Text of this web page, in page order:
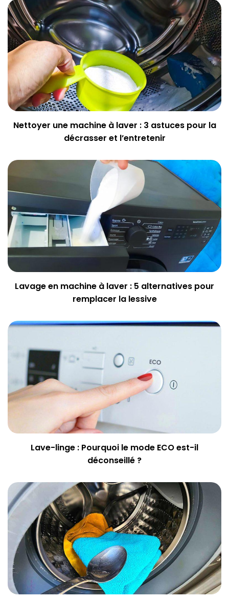
Nettoyer une machine à laver : 3 astuces pour la
décrasser et l’entretenir
Lavage en machine à laver : 5 alternatives pour
remplacer la lessive
Lave-linge : Pourquoi le mode ECO est-il
déconseillé ?